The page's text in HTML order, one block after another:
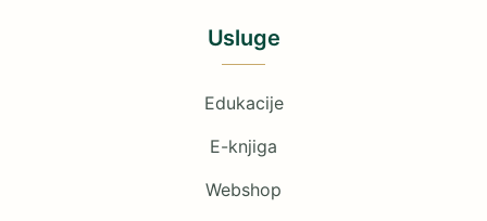
Usluge
Edukacije
E-knjiga
Webshop